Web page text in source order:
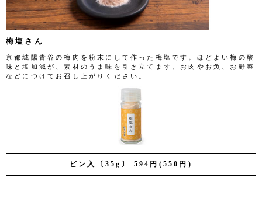
ビン入〔35g〕 594円(550円)
梅塩さん
京都城陽青谷の梅肉を粉末にして作った梅塩です。ほどよい梅の酸
味と塩加減が、素材のうま味を引き立てます。お肉やお魚、お野菜
などにつけてお召し上がりください。